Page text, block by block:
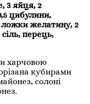
3 яйця, 2
цибулини,
желатину, 2
перець,
харчовою
кубирами
солоні